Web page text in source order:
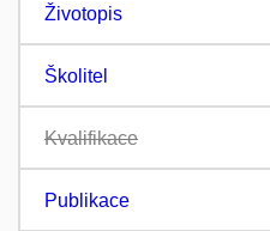
Životopis
Školitel
Kvalifikace
Publikace